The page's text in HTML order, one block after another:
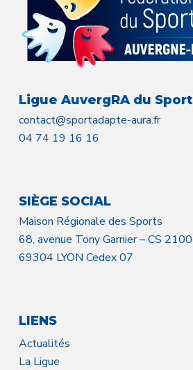
Ligue AuvergRA du
contact@sportadapte-aura.fr
04 74 19 16 16
SIÈGE SOCIAL
Maison Régionale des Sports
68, avenue Tony Garnier – CS
69304 LYON Cedex 07
LIENS
Actualités
La Ligue